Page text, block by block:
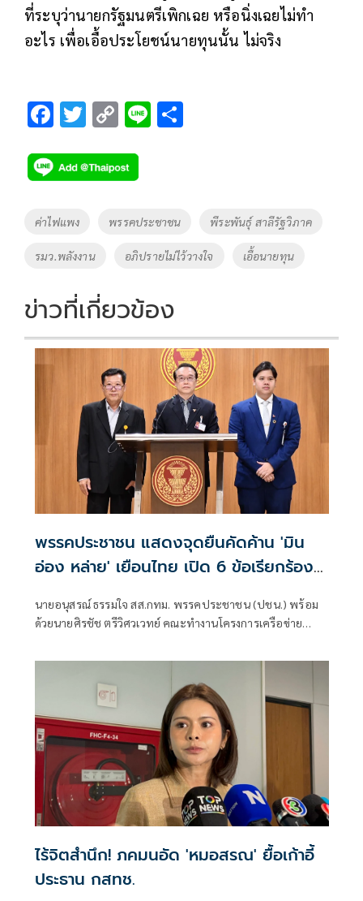
ที่ระบุว่านายกรัฐมนตรีเพิกเฉย หรือนิ่งเฉยไม่ทำ
อะไร เพื่อเอื้อประโยชน์นายทุนนั้น ไม่จริง
F
e
b
o
k
T
tt
er
C
p
y
Li
n
k
Li
Tags
ค่าไฟแพง พรรคประชาชน พีระพันธุ์ สาลีรัฐวิภาค
รมว.พลังงาน อภิปรายไม่ไว้วางใจ เอื้อนายทุน
ข่าวที่เกี่ยวข้อง
พรรคประชาชน แสดงจุดยืนคัดค้าน 'มิน
อ่อง หล่าย' เยือนไทย เปิด 6 ข้อเรียกร้อง
นายอนุสรณ์ ธรรมใจ สส.กทม. พรรคประชาชน (ปชน.) พร้อม
ด้วยนายศิรชัช ตรีวิศวเวทย์ คณะทำงานโครงการเครือข่าย
พัฒนาอย่างยั่งยืน แถลงคัดค้านการเยือนไทยอย่างเป็นทางการ
ไร้จิตสำนึก! ภคมนอัด 'หมอสรณ' ยื้อเก้าอี้
ประธาน กสทช.